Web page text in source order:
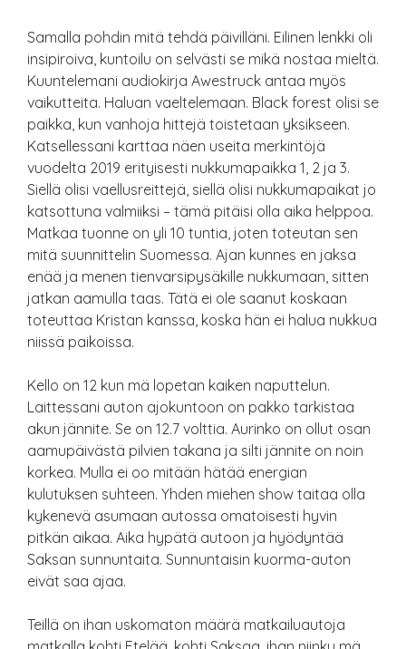
Samalla pohdin mitä tehdä päivilläni. Eilinen lenkki oli
insipiroiva, kuntoilu on selvästi se mikä nostaa mieltä.
Kuuntelemani audiokirja Awestruck antaa myös
vaikutteita. Haluan vaeltelemaan. Black forest olisi se
paikka, kun vanhoja hittejä toistetaan yksikseen.
Katsellessani karttaa näen useita merkintöjä
vuodelta 2019 erityisesti nukkumapaikka 1, 2 ja 3.
Siellä olisi vaellusreittejä, siellä olisi nukkumapaikat jo
katsottuna valmiiksi – tämä pitäisi olla aika helppoa.
Matkaa tuonne on yli 10 tuntia, joten toteutan sen
mitä suunnittelin Suomessa. Ajan kunnes en jaksa
enää ja menen tienvarsipysäkille nukkumaan, sitten
jatkan aamulla taas. Tätä ei ole saanut koskaan
toteuttaa Kristan kanssa, koska hän ei halua nukkua
niissä paikoissa.
Kello on 12 kun mä lopetan kaiken naputtelun.
Laittessani auton ajokuntoon on pakko tarkistaa
akun jännite. Se on 12.7 volttia. Aurinko on ollut osan
aamupäivästä pilvien takana ja silti jännite on noin
korkea. Mulla ei oo mitään hätää energian
kulutuksen suhteen. Yhden miehen show taitaa olla
kykenevä asumaan autossa omatoisesti hyvin
pitkän aikaa. Aika hypätä autoon ja hyödyntää
Saksan sunnuntaita. Sunnuntaisin kuorma-auton
eivät saa ajaa.
Teillä on ihan uskomaton määrä matkailuautoja